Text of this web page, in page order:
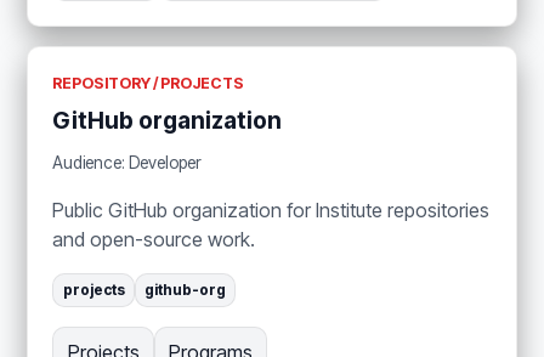
REPOSITORY / PROJECTS
GitHub organization
Audience: Developer
Public GitHub organization for Institute repositories
and open-source work.
projects github-org